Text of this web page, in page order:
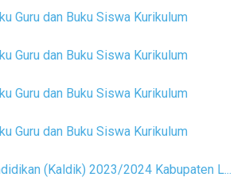
Guru dan Buku Siswa Kurikulum
Guru dan Buku Siswa Kurikulum
Guru dan Buku Siswa Kurikulum
Guru dan Buku Siswa Kurikulum
(Kaldik) 2023/2024 Kabupaten L...